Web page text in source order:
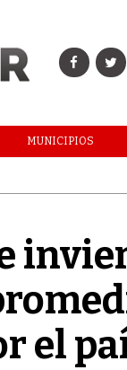
MUNICIPIOS
el